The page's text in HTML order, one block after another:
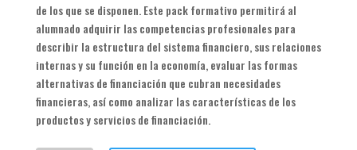
de los que se disponen. Este pack formativo permitirá al
alumnado adquirir las competencias profesionales para
describir la estructura del sistema financiero, sus relaciones
internas y su función en la economía, evaluar las formas
alternativas de financiación que cubran necesidades
financieras, así como analizar las características de los
productos y servicios de financiación.